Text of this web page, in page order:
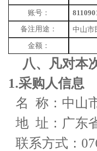
账号：
备注用途： 中山市
金额：
八、 凡对本
1.采购人信息
名 称： 中山
地 址：广东
联系方式：